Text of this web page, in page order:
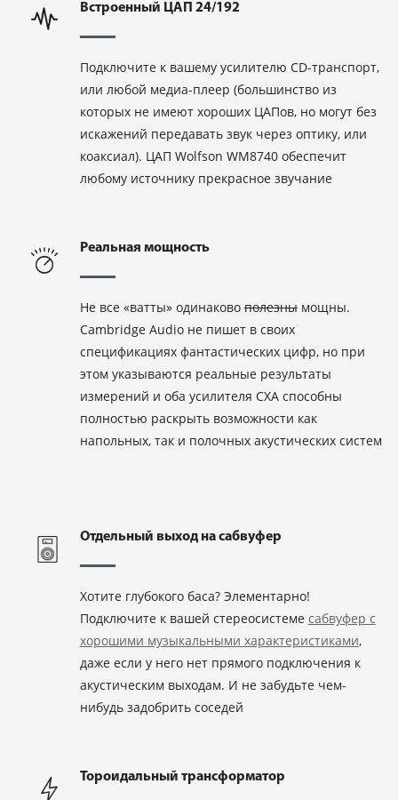
Встроенный ЦАП 24/192
Подключите к вашему усилителю CD-транспорт,
или любой медиа-плеер (большинство из
которых не имеют хороших ЦАПов, но могут без
искажений передавать звук через оптику, или
коаксиал). ЦАП Wolfson WM8740 обеспечит
любому источнику прекрасное звучание
Реальная мощность
Не все «ватты» одинаковополезнымощны.
Cambridge Audio не пишет в своих
спецификациях фантастических цифр, но при
этом указываются реальные результаты
измерений и оба усилителя CXA способны
полностью раскрыть возможности как
напольных, так и полочных акустических систем
Отдельный выход на сабвуфер
Хотите глубокого баса? Элементарно!
Подключите к вашей стереосистеме сабвуфер с
хорошими музыкальными характеристиками,
даже если у него нет прямого подключения к
акустическим выходам. И не забудьте чем-
нибудь задобрить соседей
Тороидальный трансформатор